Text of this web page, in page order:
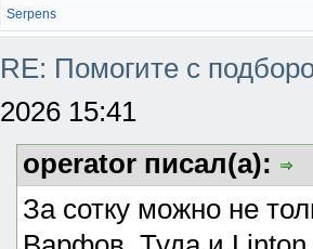
Serpens
RE: Помогите с
2026 15:41
operator писал(а):
За сотку можно не